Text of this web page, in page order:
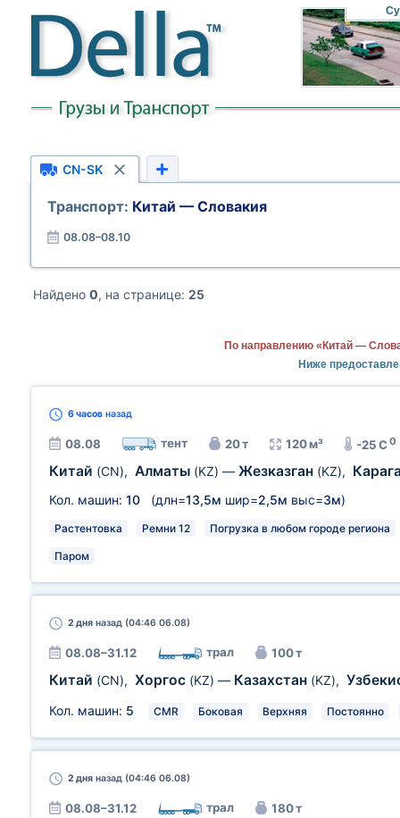
CN-SK
Транспорт: Китай — Словакия
08.08–08.10
Найдено 0, на странице: 25
По направлению «Китай —
Ниже
6 часов назад
08.08 тент 20 т 120 м³ -25 C0
Китай (CN), Алматы (KZ) — Жезказган (KZ),
Кол. машин: 10 (длн=13,5м шир=2,5м выс=3м)
Растентовка Ремни 12 Погрузка в любом городе региона
Паром
2 дня назад (04:46 06.08)
08.08–31.12 трал 100 т
Китай (CN), Хоргос (KZ) — Казахстан (KZ),
Кол. машин: 5 CMR Боковая Верхняя Постоянно
2 дня назад (04:46 06.08)
08.08–31.12 трал 180 т